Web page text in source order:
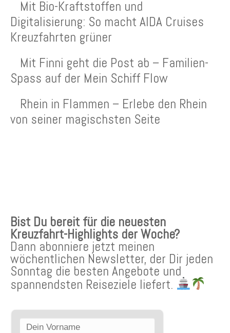
Mit Bio-Kraftstoffen und
Digitalisierung: So macht AIDA Cruises
Kreuzfahrten grüner
Mit Finni geht die Post ab – Familien-
Spass auf der Mein Schiff Flow
Rhein in Flammen – Erlebe den Rhein
von seiner magischsten Seite
Bist Du bereit für die neuesten
Kreuzfahrt-Highlights der Woche?
Dann abonniere jetzt meinen
wöchentlichen Newsletter, der Dir jeden
Sonntag die besten Angebote und
spannendsten Reiseziele liefert.